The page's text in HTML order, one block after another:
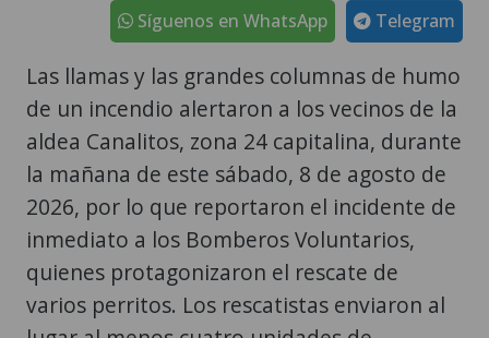
Telegram
Síguenos en WhatsApp
Las llamas y las grandes columnas de humo
de un incendio alertaron a los vecinos de la
aldea Canalitos, zona 24 capitalina, durante
la mañana de este sábado, 8 de agosto de
2026, por lo que reportaron el incidente de
inmediato a los Bomberos Voluntarios,
quienes protagonizaron el rescate de
varios perritos. Los rescatistas enviaron al